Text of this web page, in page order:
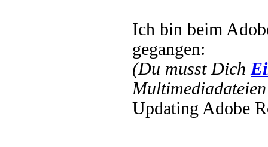
Ich bin beim
gegangen:
(Du musst Dich
Updating Adobe